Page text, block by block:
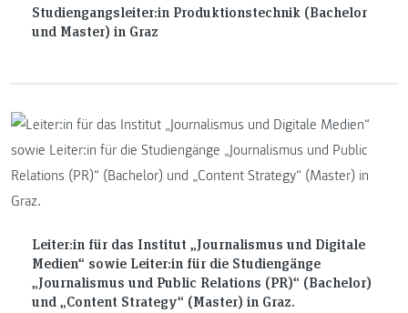
Studiengangsleiter:in Produktionstechnik (Bachelor
und Master) in Graz
Leiter:in für das Institut „Journalismus und Digitale
Medien“ sowie Leiter:in für die Studiengänge
„Journalismus und Public Relations (PR)“ (Bachelor)
und „Content Strategy“ (Master) in Graz.